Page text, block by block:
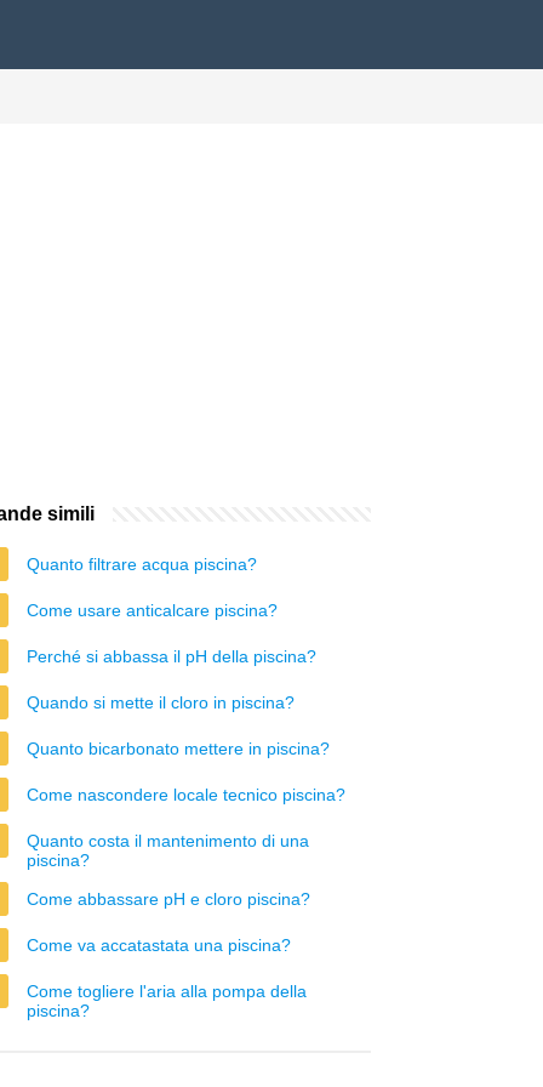
simili
Quanto filtrare acqua piscina?
Come usare anticalcare piscina?
Perché si abbassa il pH della piscina?
Quando si mette il cloro in piscina?
Quanto bicarbonato mettere in piscina?
Come nascondere locale tecnico piscina?
Quanto costa il mantenimento di una
piscina?
Come abbassare pH e cloro piscina?
Come va accatastata una piscina?
Come togliere l'aria alla pompa della
piscina?